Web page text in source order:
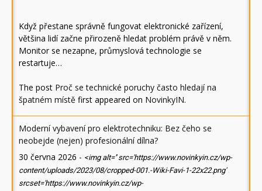
Když přestane správně fungovat elektronické zařízení,
většina lidí začne přirozeně hledat problém právě v něm.
Monitor se nezapne, průmyslová technologie se
restartuje…
The post Proč se technické poruchy často hledají na
špatném místě first appeared on NovinkyIN.
Moderní vybavení pro elektrotechniku: Bez čeho se
neobejde (nejen) profesionální dílna?
30 června 2026 - <img alt='' src='https://www.novinkyin.cz/wp-
content/uploads/2023/08/cropped-001.-Wiki-Favi-1-22x22.png'
srcset='https://www.novinkyin.cz/wp-